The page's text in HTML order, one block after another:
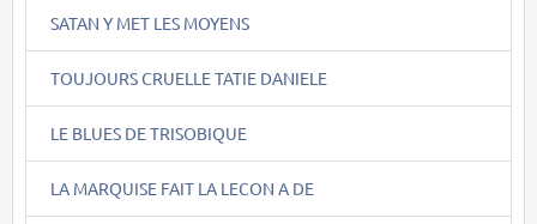
SATAN Y MET LES MOYENS
TOUJOURS CRUELLE TATIE DANIELE
LE BLUES DE TRISOBIQUE
LA MARQUISE FAIT LA LECON A DE